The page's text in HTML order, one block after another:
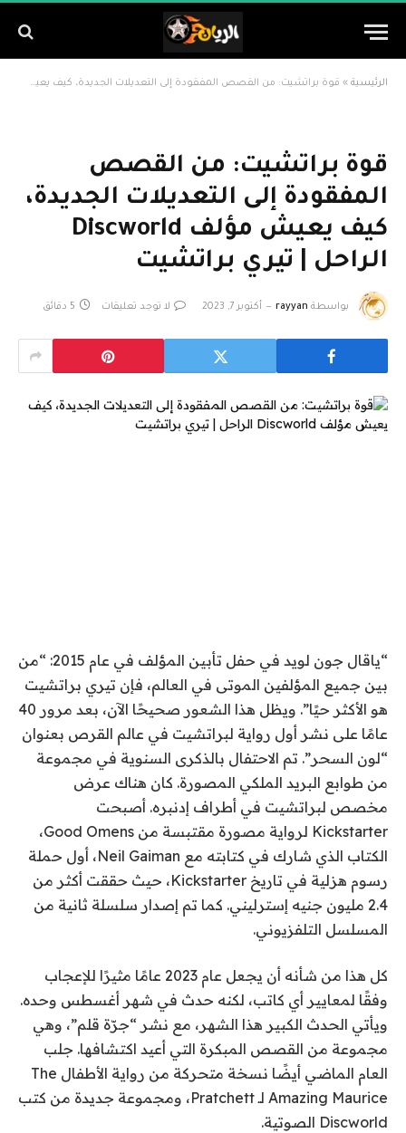
الرئيسية » قوة براتشيت: من القصص المفقودة إلى التعديلات الجديدة، كيف يعيش مؤلف Discworld الراحل | تيري براتشيت
قوة براتشيت: من القصص
المفقودة إلى التعديلات الجديدة،
كيف يعيش مؤلف Discworld
الراحل | تيري براتشيت
بواسطة rayyan أكتوبر 7, 2023 لا توجد تعليقات 5 دقائق
“يا
قال جون لويد في حفل تأبين المؤلف في عام 2015: “من
بين جميع المؤلفين الموتى في العالم، فإن تيري براتشيت
هو الأكثر حيًا”. ويظل هذا الشعور صحيحًا الآن، بعد مرور 40
عامًا على نشر أول رواية لبراتشيت في عالم القرص بعنوان
“لون السحر”. تم الاحتفال بالذكرى السنوية في مجموعة
من طوابع البريد الملكي المصورة. كان هناك عرض
مخصص لبراتشيت في أطراف إدنبره. أصبحت
Kickstarter لرواية مصورة مقتبسة من Good Omens،
الكتاب الذي شارك في كتابته مع Neil Gaiman، أول حملة
رسوم هزلية في تاريخ Kickstarter، حيث حققت أكثر من
2.4 مليون جنيه إسترليني. كما تم إصدار سلسلة ثانية من
المسلسل التلفزيوني.
كل هذا من شأنه أن يجعل عام 2023 عامًا مثيرًا للإعجاب
وفقًا لمعايير أي كاتب، لكنه حدث في شهر أغسطس وحده.
ويأتي الحدث الكبير هذا الشهر، مع نشر “جرّة قلم”، وهي
مجموعة من القصص المبكرة التي أعيد اكتشافها. جلب
العام الماضي أيضًا نسخة متحركة من رواية الأطفال The
Amazing Maurice لـ Pratchett، ومجموعة جديدة من كتب
Discworld الصوتية.